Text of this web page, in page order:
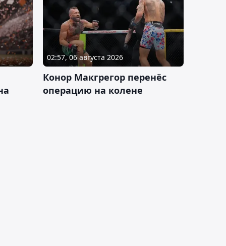
02:57, 06 августа 2026
Конор Макгрегор перенёс
операцию на колене